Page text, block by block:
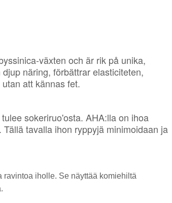
växten och är rik på unika,
näring, förbättrar elasticiteten,
att kännas fet.
sokeriruo'osta. AHA:lla on ihoa
tavalla ihon ryppyjä minimoidaan ja
ravintoa iholle. Se näyttää komiehiltä